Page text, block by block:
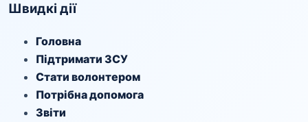
Швидкі дії
Головна
Підтримати ЗСУ
Стати волонтером
Потрібна допомога
Звіти